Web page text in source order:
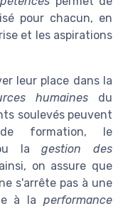
pour chacun, en
et les aspirations
leur place dans la
humaines du
soulevés peuvent
formation, le
ou lagestion des
on assure que
ne s'arrête pas à une
à la performance